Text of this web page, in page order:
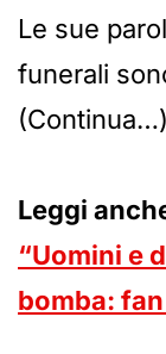
Le sue
funerali
(Continua…)
Leggi
“Uomini e
bomba: